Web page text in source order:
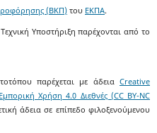
(ΒΚΠ)του ΕΚΠΑ.
Υποστήριξη παρέχονται από το
παρέχεται με άδεια Creative
Χρήση 4.0 Διεθνές (CC BY-NC
άδεια σε επίπεδο φιλοξενούμενου